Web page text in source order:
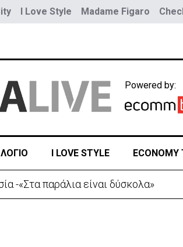
I Love Style Madame Figaro
Powered by:
I LOVE STYLE ECONOMY
-«Στα παράλια είναι δύσκολα»